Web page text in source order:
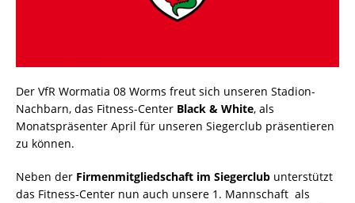
Der VfR Wormatia 08 Worms freut sich unseren Stadion-
Nachbarn, das Fitness-Center Black & White, als
Monatspräsenter April für unseren Siegerclub präsentieren
zu können.
Neben der Firmenmitgliedschaft im Siegerclub unterstützt
das Fitness-Center nun auch unsere 1. Mannschaft als